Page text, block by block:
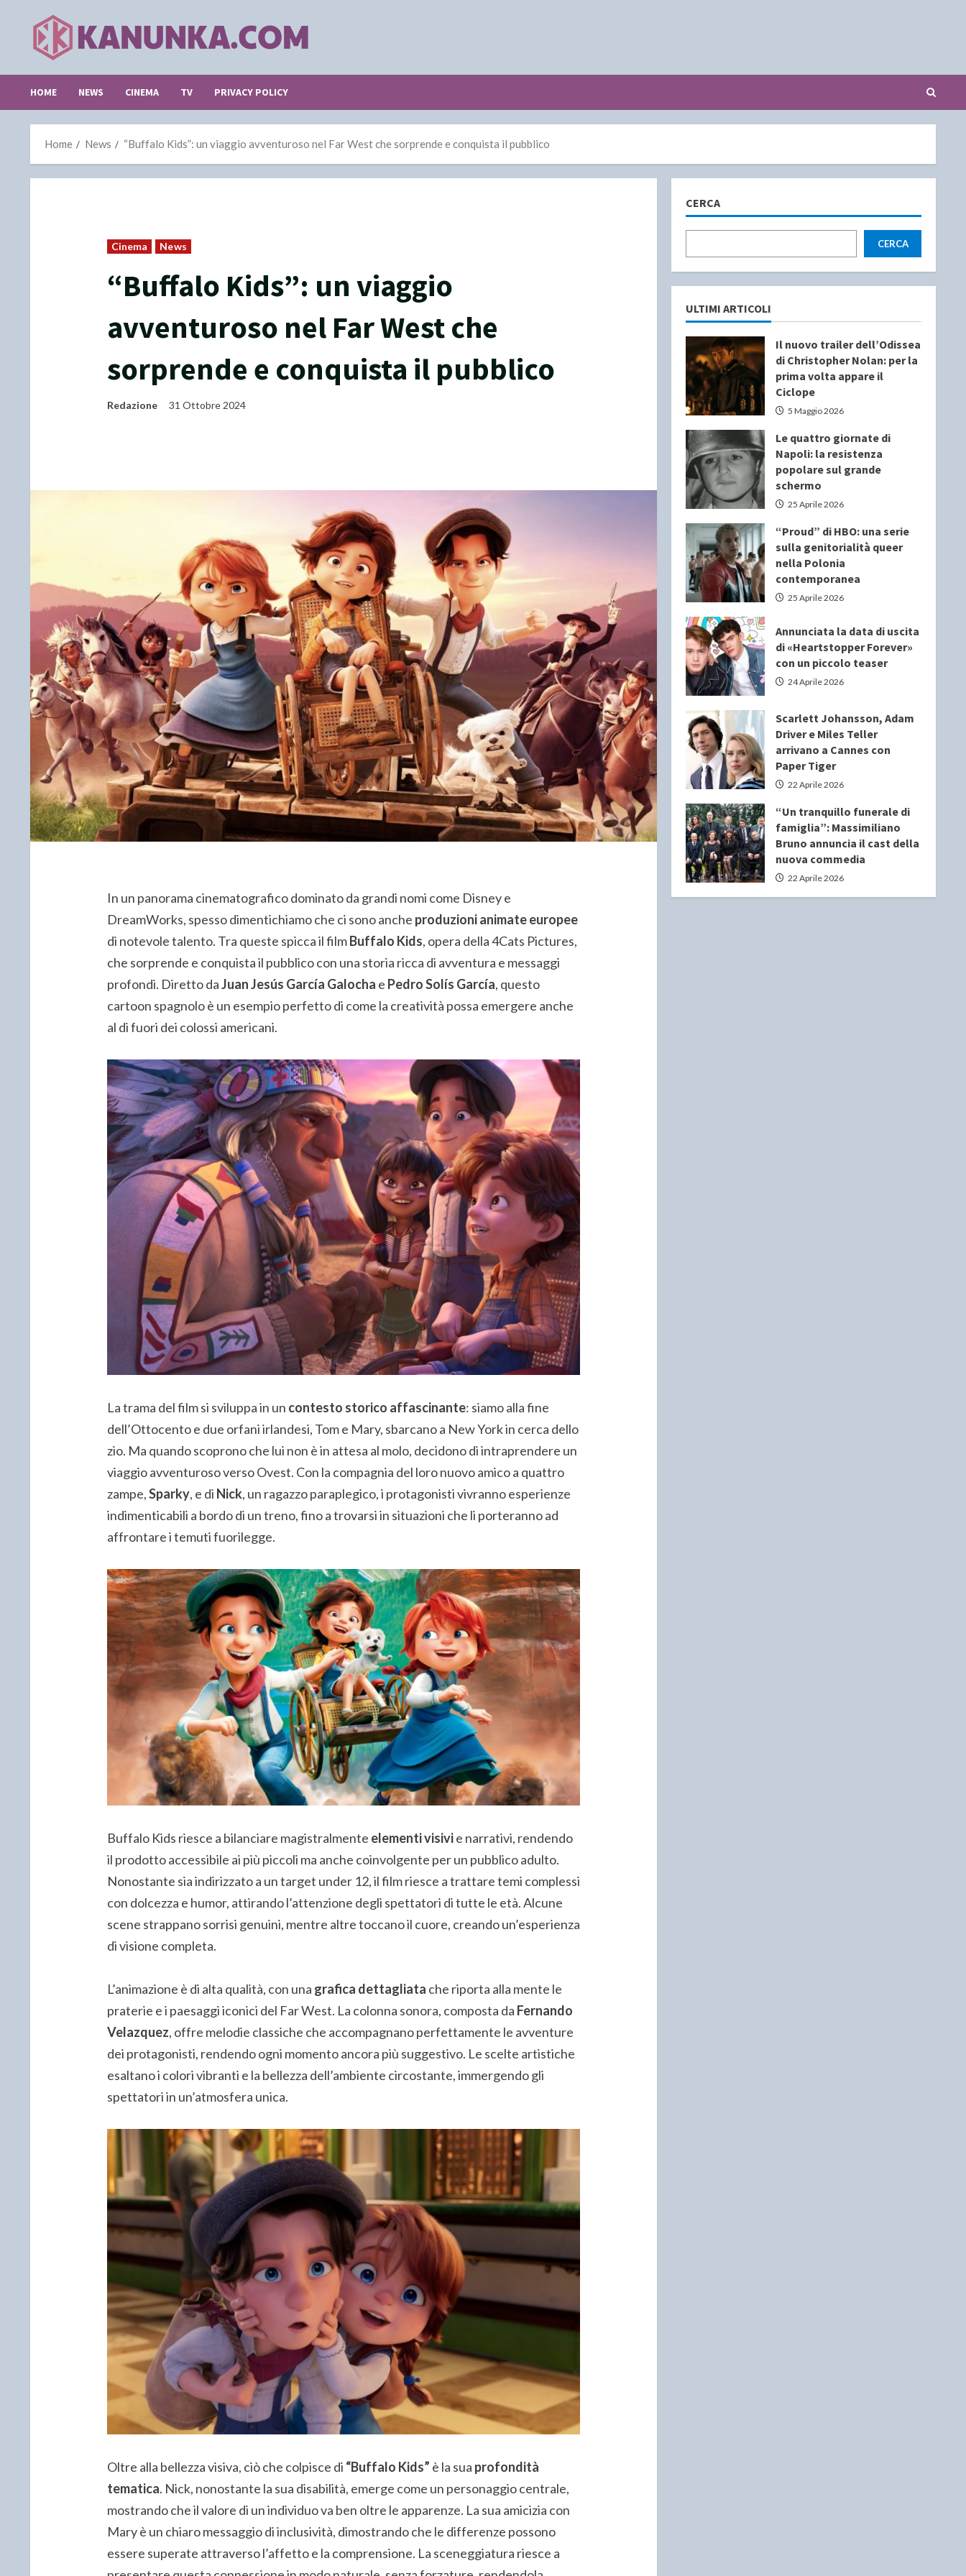
content
HOME NEWS CINEMA TV PRIVACY POLICY
Home News “Buffalo Kids”: un viaggio avventuroso nel Far West che sorprende e conquista il pubblico
Cinema News
“Buffalo Kids”: un viaggio
avventuroso nel Far West che
sorprende e conquista il pubblico
Redazione 31 Ottobre 2024
In un panorama cinematografico dominato da grandi nomi come Disney e
DreamWorks, spesso dimentichiamo che ci sono anche produzioni animate europee
di notevole talento. Tra queste spicca il filmBuffalo Kids, opera della 4Cats Pictures,
che sorprende e conquista il pubblico con una storia ricca di avventura e messaggi
profondi. Diretto daJuan Jesús García Galocha e Pedro Solís García, questo
cartoon spagnolo è un esempio perfetto di come la creatività possa emergere anche
al di fuori dei colossi americani.
La trama del film si sviluppa in un contesto storico affascinante: siamo alla fine
dell’Ottocento e due orfani irlandesi, Tom e Mary, sbarcano a New York in cerca dello
zio. Ma quando scoprono che lui non è in attesa al molo, decidono di intraprendere un
viaggio avventuroso verso Ovest. Con la compagnia del loro nuovo amico a quattro
zampe,Sparky, e di Nick, un ragazzo paraplegico, i protagonisti vivranno esperienze
indimenticabili a bordo di un treno, fino a trovarsi in situazioni che li porteranno ad
affrontare i temuti fuorilegge.
Buffalo Kids riesce a bilanciare magistralmente elementi visivie narrativi, rendendo
il prodotto accessibile ai più piccoli ma anche coinvolgente per un pubblico adulto.
Nonostante sia indirizzato a un target under 12, il film riesce a trattare temi complessi
con dolcezza e humor, attirando l’attenzione degli spettatori di tutte le età. Alcune
scene strappano sorrisi genuini, mentre altre toccano il cuore, creando un’esperienza
di visione completa.
L’animazione è di alta qualità, con una grafica dettagliata che riporta alla mente le
praterie e i paesaggi iconici del Far West. La colonna sonora, composta da Fernando
Velazquez, offre melodie classiche che accompagnano perfettamente le avventure
dei protagonisti, rendendo ogni momento ancora più suggestivo. Le scelte artistiche
esaltano i colori vibranti e la bellezza dell’ambiente circostante, immergendo gli
spettatori in un’atmosfera unica.
Oltre alla bellezza visiva, ciò che colpisce di “Buffalo Kids” è la sua profondità
tematica. Nick, nonostante la sua disabilità, emerge come un personaggio centrale,
mostrando che il valore di un individuo va ben oltre le apparenze. La sua amicizia con
Mary è un chiaro messaggio di inclusività, dimostrando che le differenze possono
essere superate attraverso l’affetto e la comprensione. La sceneggiatura riesce a
CERCA
CERCA
ULTIMI ARTICOLI
Il nuovo trailer dell’Odissea
di Christopher Nolan: per la
prima volta appare il
Ciclope
5 Maggio 2026
Le quattro giornate di
Napoli: la resistenza
popolare sul grande
schermo
25 Aprile 2026
“Proud” di HBO: una serie
sulla genitorialità queer
nella Polonia
contemporanea
25 Aprile 2026
Annunciata la data di uscita
di «Heartstopper Forever»
con un piccolo teaser
24 Aprile 2026
Scarlett Johansson, Adam
Driver e Miles Teller
arrivano a Cannes con
Paper Tiger
22 Aprile 2026
“Un tranquillo funerale di
famiglia”: Massimiliano
Bruno annuncia il cast della
nuova commedia
22 Aprile 2026